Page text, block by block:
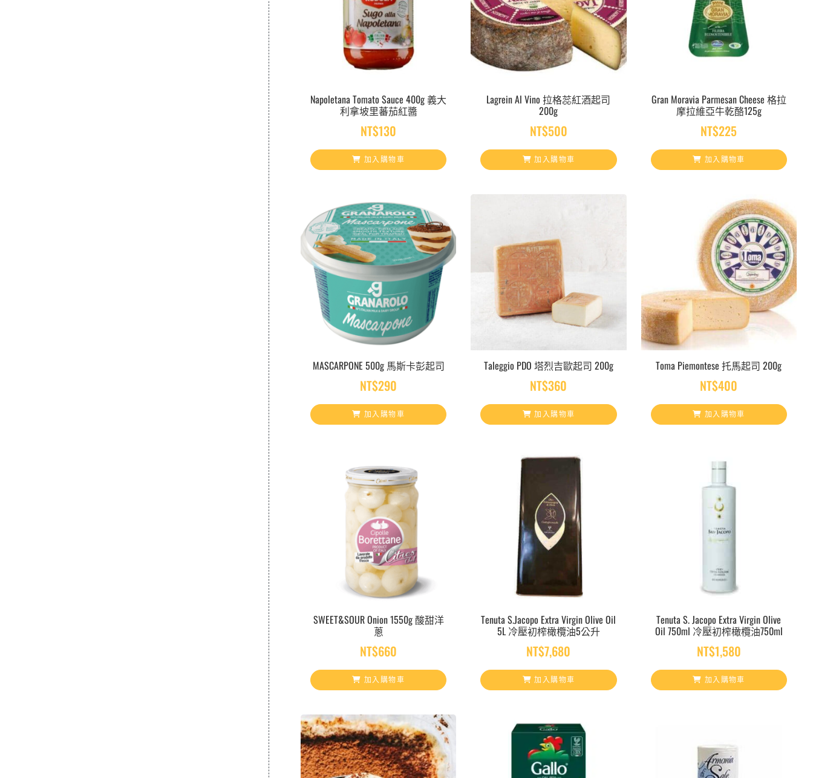
Napoletana Tomato Sauce 400g 義大
利拿坡里蕃茄紅醬
NT$130
加入購物車
Lagrein Al Vino 拉格蕊紅酒起司
200g
NT$500
加入購物車
Gran Moravia Parmesan Cheese 格拉
摩拉維亞牛乾酪125g
NT$225
加入購物車
MASCARPONE 500g 馬斯卡彭起司
NT$290
加入購物車
Taleggio PDO 塔烈吉歐起司 200g
NT$360
加入購物車
Toma Piemontese 托馬起司 200g
NT$400
加入購物車
SWEET&SOUR Onion 1550g 酸甜洋
蔥
NT$660
加入購物車
Tenuta S.Jacopo Extra Virgin Olive Oil
5L 冷壓初榨橄欖油5公升
NT$7,680
加入購物車
Tenuta S. Jacopo Extra Virgin Olive
Oil 750ml 冷壓初榨橄欖油750ml
NT$1,580
加入購物車